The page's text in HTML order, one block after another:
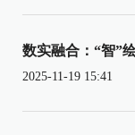
数实融合：“智”
2025-11-19 15:41